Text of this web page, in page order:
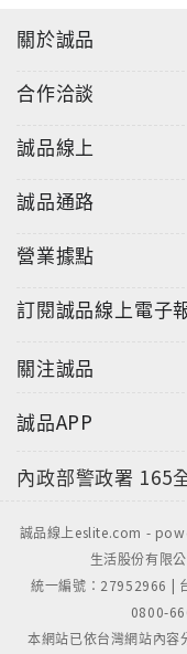
滾樂的啟發之下練
(Neo-Classical
1982年的四月，出
Varney透過唱片行
「Powerhouse」
Varney，那卷試錄
Malmsteen來到美
同名專輯的錄製，
Heels」秀了三分
加入了曾在擔任
Night Long」的
Rock 'N' Roll」中
亮眼，進而催生了
1984年，Yngwie
硬式搖滾樂團
關於誠品
合作洽談
誠品線上
誠品通路
營業據點
訂閱誠品線上電子
關注誠品
誠品APP
內政部警政署 165
誠品線上eslite.com -
生活股份有限
統一編號：27952966 |
0800-
本網站已依台灣網站內